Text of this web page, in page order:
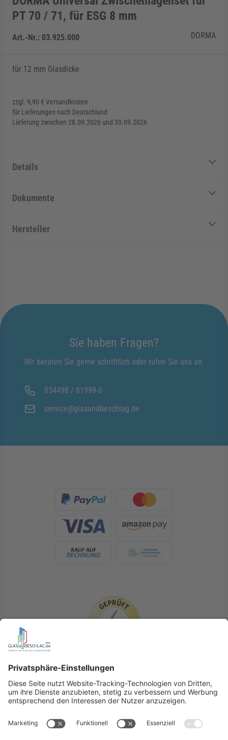
PT 70 / 71, für ESG 8 mm
Art.-Nr.: 03.925.000 DORMA
für 12 mm Glasdicke
zzgl. 9,90 € Versandkosten
für Lieferungen nach Deutschland
Lieferung zwischen 28.09.2026 und 30.09.2026
Details
Dokumente
Hersteller
Sie haben Fragen?
Wir beraten Sie gerne schriftlich oder rufen Sie uns an.
034498 / 81999-0
service@glasundbeschlag.de